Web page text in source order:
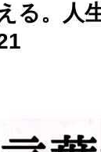
る。人